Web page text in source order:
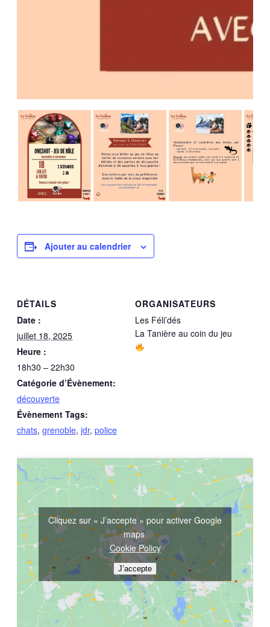
Ajouter au calendrier
DÉTAILS
Date :
juillet 18, 2025
Heure :
18h30 – 22h30
Catégorie d’Évènement:
découverte
Évènement Tags:
chats, grenoble, jdr, police
ORGANISATEURS
Les Féli’dés
La Tanière au coin du jeu
Cliquez sur « J’accepte » pour activer Google
maps
Cookie Policy
J’accepte